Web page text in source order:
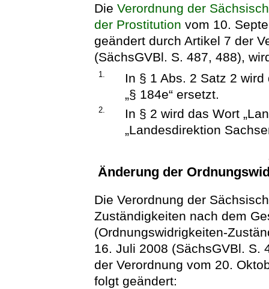
DieVerordnung der
der Prostitution vom 10.
geändert durch Artikel 7 der
(SächsGVBl. S. 487, 488),
1.
In § 1 Abs. 2 Satz 2 wird
„§ 184e“ ersetzt.
2.
In § 2 wird das Wort
„Landesdirektion
Änderung der
Die Verordnung der
Zuständigkeiten nach dem
(Ordnungswidrigkeiten-
16. Juli 2008 (SächsGVBl. S.
der Verordnung vom 20.
folgt geändert: